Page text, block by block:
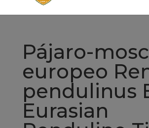
Pájaro-
europeo
pendulinus
Eurasian